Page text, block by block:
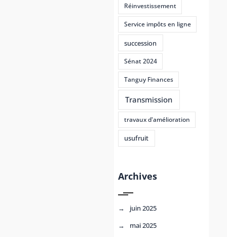
Réinvestissement
Service impôts en ligne
succession
Sénat 2024
Tanguy Finances
Transmission
travaux d'amélioration
usufruit
Archives
juin 2025
mai 2025